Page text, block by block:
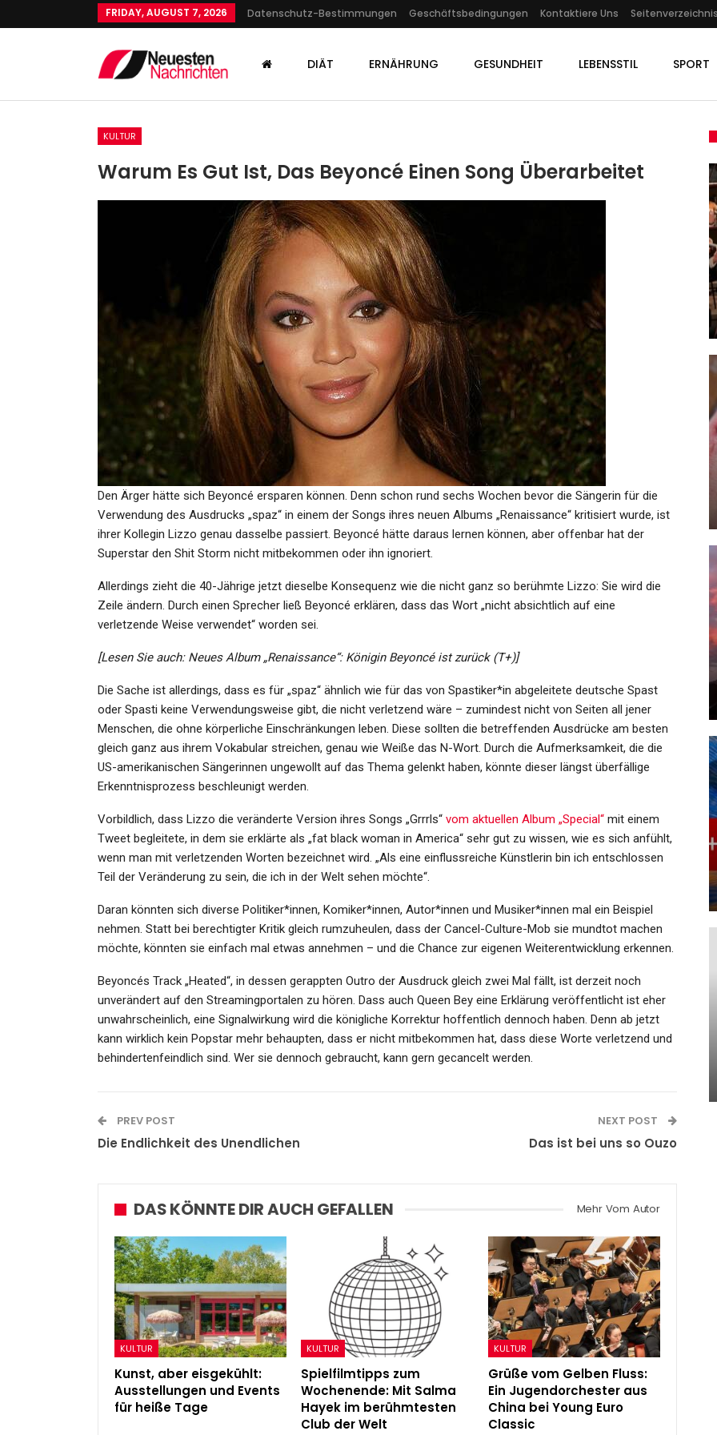
FRIDAY, AUGUST 7, 2026 Datenschutz-Bestimmungen Geschäftsbedingungen Kontaktiere Uns Seitenverzeichnis
DIÄT ERNÄHRUNG GESUNDHEIT LEBENSSTIL SPORT
KULTUR
Warum Es Gut Ist, Das Beyoncé Einen Song Überarbeitet
Den Ärger hätte sich Beyoncé ersparen können. Denn schon rund sechs Wochen bevor die Sängerin für die
Verwendung des Ausdrucks „spaz“ in einem der Songs ihres neuen Albums „Renaissance“ kritisiert wurde, ist
ihrer Kollegin Lizzo genau dasselbe passiert. Beyoncé hätte daraus lernen können, aber offenbar hat der
Superstar den Shit Storm nicht mitbekommen oder ihn ignoriert.
Allerdings zieht die 40-Jährige jetzt dieselbe Konsequenz wie die nicht ganz so berühmte Lizzo: Sie wird die
Zeile ändern. Durch einen Sprecher ließ Beyoncé erklären, dass das Wort „nicht absichtlich auf eine
verletzende Weise verwendet“ worden sei.
[Lesen Sie auch: Neues Album „Renaissance“: Königin Beyoncé ist zurück (T+)]
Die Sache ist allerdings, dass es für „spaz“ ähnlich wie für das von Spastiker*in abgeleitete deutsche Spast
oder Spasti keine Verwendungsweise gibt, die nicht verletzend wäre – zumindest nicht von Seiten all jener
Menschen, die ohne körperliche Einschränkungen leben. Diese sollten die betreffenden Ausdrücke am besten
gleich ganz aus ihrem Vokabular streichen, genau wie Weiße das N-Wort. Durch die Aufmerksamkeit, die die
US-amerikanischen Sängerinnen ungewollt auf das Thema gelenkt haben, könnte dieser längst überfällige
Erkenntnisprozess beschleunigt werden.
Vorbildlich, dass Lizzo die veränderte Version ihres Songs „Grrrls“ vom aktuellen Album „Special“ mit einem
Tweet begleitete, in dem sie erklärte als „fat black woman in America“ sehr gut zu wissen, wie es sich anfühlt,
wenn man mit verletzenden Worten bezeichnet wird. „Als eine einflussreiche Künstlerin bin ich entschlossen
Teil der Veränderung zu sein, die ich in der Welt sehen möchte“.
Daran könnten sich diverse Politiker*innen, Komiker*innen, Autor*innen und Musiker*innen mal ein Beispiel
nehmen. Statt bei berechtigter Kritik gleich rumzuheulen, dass der Cancel-Culture-Mob sie mundtot machen
möchte, könnten sie einfach mal etwas annehmen – und die Chance zur eigenen Weiterentwicklung erkennen.
Beyoncés Track „Heated“, in dessen gerappten Outro der Ausdruck gleich zwei Mal fällt, ist derzeit noch
unverändert auf den Streamingportalen zu hören. Dass auch Queen Bey eine Erklärung veröffentlicht ist eher
unwahrscheinlich, eine Signalwirkung wird die königliche Korrektur hoffentlich dennoch haben. Denn ab jetzt
kann wirklich kein Popstar mehr behaupten, dass er nicht mitbekommen hat, dass diese Worte verletzend und
behindertenfeindlich sind. Wer sie dennoch gebraucht, kann gern gecancelt werden.
PREV POST
Die Endlichkeit des Unendlichen
NEXT POST
Das ist bei uns so Ouzo
DAS KÖNNTE DIR AUCH GEFALLEN Mehr Vom Autor
KULTUR
Kunst, aber eisgekühlt:
Ausstellungen und Events
für heiße Tage
KULTUR
Spielfilmtipps zum
Wochenende: Mit Salma
Hayek im berühmtesten
Club der Welt
KULTUR
Grüße vom Gelben Fluss:
Ein Jugendorchester aus
China bei Young Euro
Classic
SPORT
Endlich Wieder Ein Erfolg: Alba
Berlin Gewinnt…
Admin Dec 5, 2024
GESUNDHEIT
Wetter-Prognose Aktuell:
Sommer-Kracher An Ostern:
Hier…
Admin Mar 26, 2024
Thunder Verlieren Topspiel
Admin Jan 9, 2025
Schüsse Und Schreie Gemeldet:
Spezialkräfte Rücken Zu…
KULTUR
Debütroman „Adlergestell“ Von
Laura Laabs: Die Geister Der…
Gesundheit: Psychiatriepatient
Admin May 18, 2026
GESUNDHEIT
Indien: Feuer Bricht In Der
Safdarjung Enklave In Delhi
Aus;…
Dec 19, 2024
GESUNDHEIT
Admin Feb 6, 2026
Nigeria: 15 Vermisste Bei Angriff
Bewaffneter Männer Auf…
SPORT
Schlafen Auf Den Spuren
Österreichs: Im Bett Von David
Alaba